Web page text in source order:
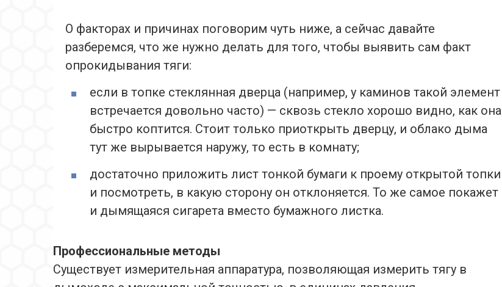
О факторах и причинах поговорим чуть ниже, а сейчас давайте
разберемся, что же нужно делать для того, чтобы выявить сам факт
опрокидывания тяги:
если в топке стеклянная дверца (например, у каминов такой элемент
встречается довольно часто) — сквозь стекло хорошо видно, как она
быстро коптится. Стоит только приоткрыть дверцу, и облако дыма
тут же вырывается наружу, то есть в комнату;
достаточно приложить лист тонкой бумаги к проему открытой топки
и посмотреть, в какую сторону он отклоняется. То же самое покажет
и дымящаяся сигарета вместо бумажного листка.
Профессиональные методы
Существует измерительная аппаратура, позволяющая измерить тягу в